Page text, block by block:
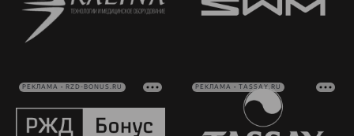
РЕКЛАМА • RZD-BONUS.RU РЕКЛАМА • TASSAY.RU